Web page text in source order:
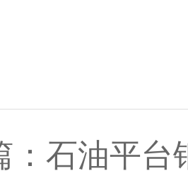
：石油平台